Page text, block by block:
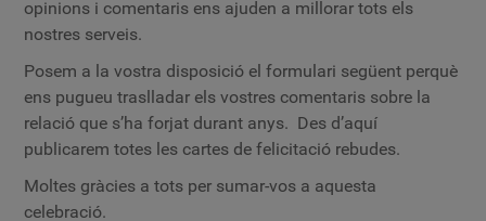
opinions i comentaris ens ajuden a millorar tots els
nostres serveis.
Posem a la vostra disposició el formulari següent perquè
ens pugueu traslladar els vostres comentaris sobre la
relació que s’ha forjat durant anys. Des d’aquí
publicarem totes les cartes de felicitació rebudes.
Moltes gràcies a tots per sumar-vos a aquesta
celebració.